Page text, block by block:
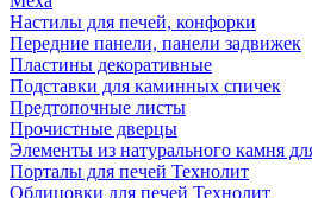
Настилы для печей, конфорки
Передние панели, панели задвижек
Пластины декоративные
Подставки для каминных спичек
Предтопочные листы
Прочистные дверцы
Элементы из натурального камня
Порталы для печей Технолит
Облицовки для печей Технолит